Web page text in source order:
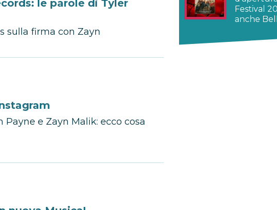
le parole di Tyler
sulla firma con Zayn
e Zayn Malik: ecco cosa
Festival
anche